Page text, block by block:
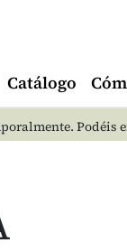
Catálogo
Podéis